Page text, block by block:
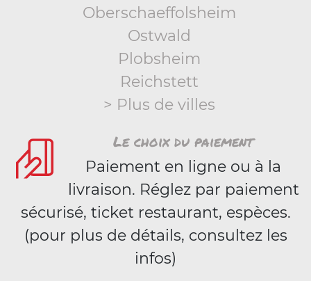
Oberschaeffolsheim
Ostwald
Plobsheim
Reichstett
> Plus de villes
Le choix du paiement
Paiement en ligne ou à la
livraison. Réglez par paiement
sécurisé, ticket restaurant, espèces.
(pour plus de détails, consultez les
infos)